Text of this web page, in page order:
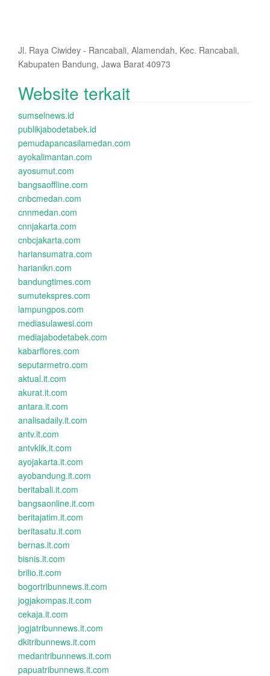
Jl. Raya Ciwidey - Rancabali, Alamendah, Kec. Rancabali,
Kabupaten Bandung, Jawa Barat 40973
Website terkait
sumselnews.id
publikjabodetabek.id
pemudapancasilamedan.com
ayokalimantan.com
ayosumut.com
bangsaoffline.com
cnbcmedan.com
cnnmedan.com
cnnjakarta.com
cnbcjakarta.com
hariansumatra.com
harianikn.com
bandungtimes.com
sumutekspres.com
lampungpos.com
mediasulawesi.com
mediajabodetabek.com
kabarflores.com
seputarmetro.com
aktual.it.com
akurat.it.com
antara.it.com
analisadaily.it.com
antv.it.com
antvklik.it.com
ayojakarta.it.com
ayobandung.it.com
beritabali.it.com
bangsaonline.it.com
beritajatim.it.com
beritasatu.it.com
bernas.it.com
bisnis.it.com
brilio.it.com
bogortribunnews.it.com
jogjakompas.it.com
cekaja.it.com
jogjatribunnews.it.com
dkitribunnews.it.com
medantribunnews.it.com
papuatribunnews.it.com